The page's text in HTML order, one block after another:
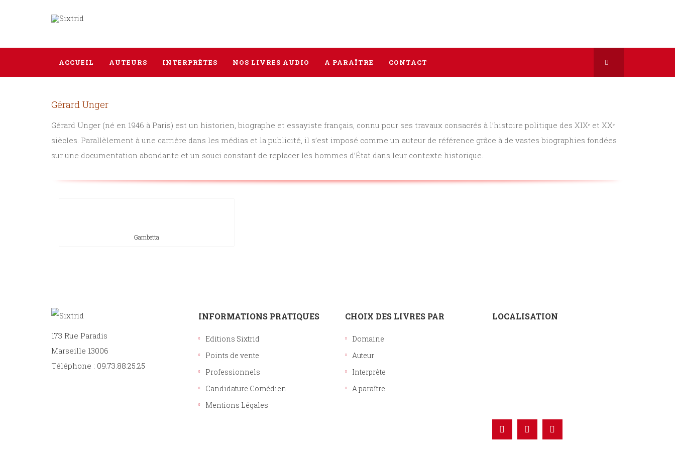
ACCUEIL AUTEURS INTERPRÈTES NOS LIVRES AUDIO
Policier / Suspense
A PARAÎTRE CONTACT
Gérard Unger
Gérard Unger (né en 1946 à Paris) est un historien, biographe et essayiste français, connu pour ses travaux consacrés à l’histoire politique des XIXᵉ et XXᵉ
siècles. Parallèlement à une carrière dans les médias et la publicité, il s’est imposé comme un auteur de référence grâce à de vastes biographies fondées
sur une documentation abondante et un souci constant de replacer les hommes d’État dans leur contexte historique.
Gambetta
173 Rue Paradis
Marseille 13006
Téléphone : 09.73.88.25.25
INFORMATIONS PRATIQUES
Editions Sixtrid
Points de vente
Professionnels
Candidature Comédien
Mentions Légales
CHOIX DES LIVRES PAR
Domaine
Auteur
Interprète
A paraître
LOCALISATION